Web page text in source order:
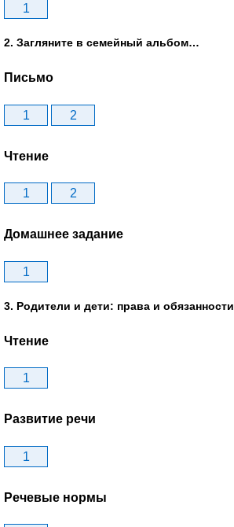
1
2. Загляните в семейный альбом…
Письмо
1 2
Чтение
1 2
Домашнее задание
1
3. Родители и дети: права и обязанности
Чтение
1
Развитие речи
1
Речевые нормы